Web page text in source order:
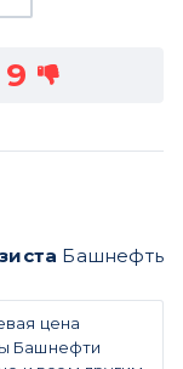
9
Башнефть
цена
Башнефти